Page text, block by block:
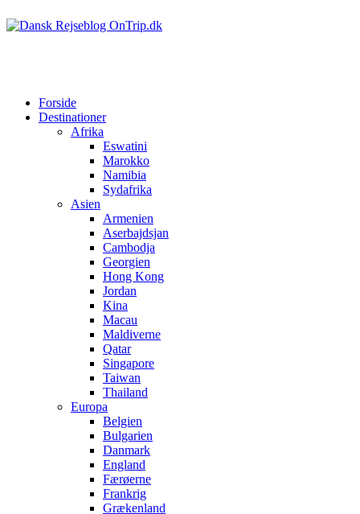
Forside
Destinationer
Afrika
Eswatini
Marokko
Namibia
Sydafrika
Asien
Armenien
Aserbajdsjan
Cambodja
Georgien
Hong Kong
Jordan
Kina
Macau
Maldiverne
Qatar
Singapore
Taiwan
Thailand
Europa
Belgien
Bulgarien
Danmark
England
Færøerne
Frankrig
Grækenland